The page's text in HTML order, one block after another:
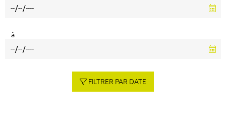
à
FILTRER PAR DATE